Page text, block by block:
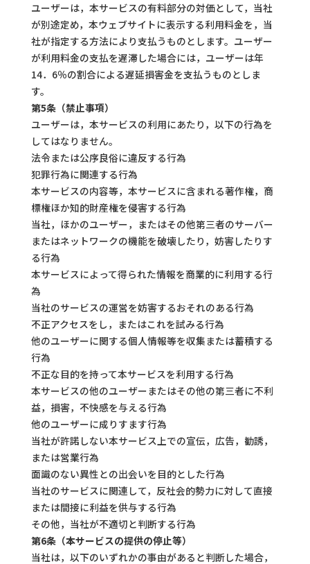
ユーザーは，本サービスの有料部分の対価として，当社
が別途定め，本ウェブサイトに表示する利用料金を，当
社が指定する方法により支払うものとします。ユーザー
が利用料金の支払を遅滞した場合には，ユーザーは年
14．6％の割合による遅延損害金を支払うものとしま
す。
第5条（禁止事項）
ユーザーは，本サービスの利用にあたり，以下の行為を
してはなりません。
法令または公序良俗に違反する行為
犯罪行為に関連する行為
本サービスの内容等，本サービスに含まれる著作権，商
標権ほか知的財産権を侵害する行為
当社，ほかのユーザー，またはその他第三者のサーバー
またはネットワークの機能を破壊したり，妨害したりす
る行為
本サービスによって得られた情報を商業的に利用する行
為
当社のサービスの運営を妨害するおそれのある行為
不正アクセスをし，またはこれを試みる行為
他のユーザーに関する個人情報等を収集または蓄積する
行為
不正な目的を持って本サービスを利用する行為
本サービスの他のユーザーまたはその他の第三者に不利
益，損害，不快感を与える行為
他のユーザーに成りすます行為
当社が許諾しない本サービス上での宣伝，広告，勧誘，
または営業行為
面識のない異性との出会いを目的とした行為
当社のサービスに関連して，反社会的勢力に対して直接
または間接に利益を供与する行為
その他，当社が不適切と判断する行為
第6条（本サービスの提供の停止等）
当社は，以下のいずれかの事由があると判断した場合，